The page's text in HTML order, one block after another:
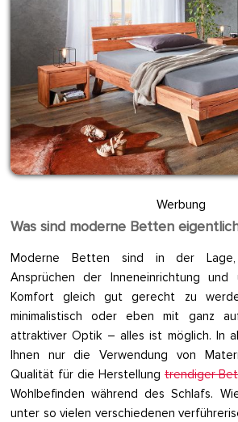
Werbung
Was sind moderne Betten
Moderne Betten sind in der
Ansprüchen der Inneneinrichtung und
Komfort gleich gut gerecht zu
minimalistisch oder eben mit ganz
attraktiver Optik – alles ist möglich. In
Ihnen nur die Verwendung von
Qualität für die Herstellung trendiger
Wohlbefinden während des Schlafs.
unter so vielen verschiedenen